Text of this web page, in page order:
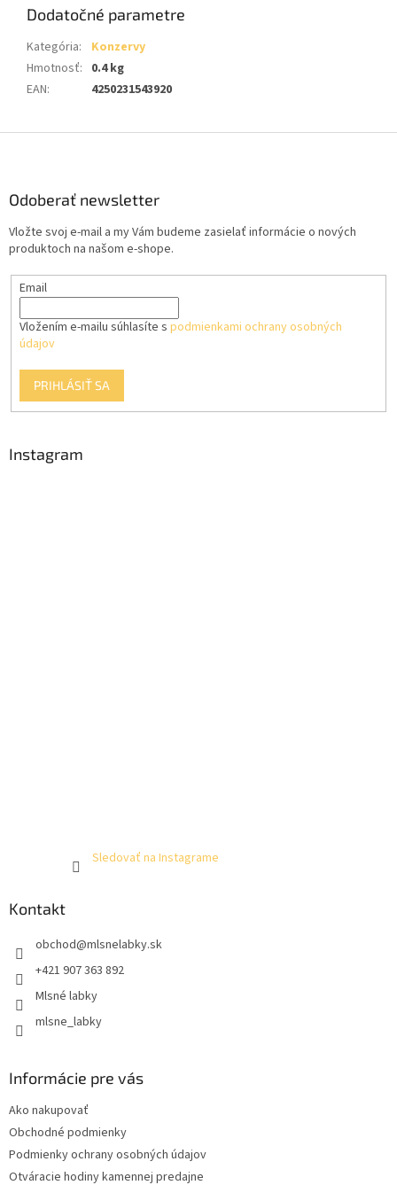
Dodatočné parametre
Kategória:
Konzervy
Hmotnosť: 0.4 kg
EAN: 4250231543920
Odoberať newsletter
Vložte svoj e-mail a my Vám budeme zasielať informácie o nových
produktoch na našom e-shope.
Email
Vložením e-mailu súhlasíte s podmienkami ochrany osobných
údajov
PRIHLÁSIŤ SA
Instagram
Sledovať na Instagrame
Kontakt
obchod@mlsnelabky.sk
+421 907 363 892
Mlsné labky
mlsne_labky
Informácie pre vás
Ako nakupovať
Obchodné podmienky
Podmienky ochrany osobných údajov
Otváracie hodiny kamennej predajne